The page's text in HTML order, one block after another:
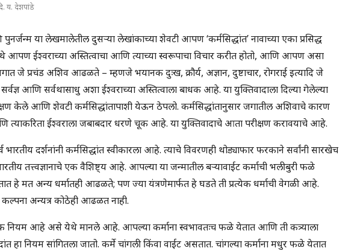
य. देशपांडे
या लेखमालेतील दुसर्‍या लेखांकाच्या शेवटी आपण ‘कर्मसिद्धांत’ नावाच्या एका प्रसिद्ध
आपण ईश्वराच्या अस्तित्वाचा आणि त्याच्या स्वरूपाचा विचार करीत होतो, आणि आपण असा
जे प्रचंड अशिव आढळते – म्हणजे भयानक दुःख, क्रौर्य, अज्ञान, दुष्टाचार, रोगराई इत्यादि जे
आणि सर्वथासाधु अशा ईश्वराच्या अस्तित्वाला बाधक आहे. या युक्तिवादाला दिल्या गेलेल्या
केले आणि शेवटी कर्मसिद्धांतापाशी येऊन ठेपलो. कर्मसिद्धांतानुसार जगातील अशिवाचे कारण
ईश्वराला जबाबदार धरणे चूक आहे. या युक्तिवादाचे आता परीक्षण करावयाचे आहे.
भारतीय दर्शनांनी कर्मसिद्धांत स्वीकारला आहे. त्याचे विवरणही थोड्याफार फरकाने सर्वांनी सारखेच
तत्त्वज्ञानाचे एक वैशिष्ट्य आहे. आपल्या या जन्मातील बर्‍यावाईट कर्माची भलीबुरी फळे
हे मत अन्य धर्मातही आढळते; पण ज्या यंत्रणेमार्फत हे घडते ती प्रत्येक धर्माची वेगळी आहे.
कल्पना अन्यत्र कोठेही आढळत नाही.
एक नियम आहे असे येथे मानले आहे. आपल्या कर्माना स्वभावतःच फळे येतात आणि ती कत्र्याला
हा नियम सांगितला जातो. कर्मे चांगली किंवा वाईट असतात. चांगल्या कर्माना मधुर फळे येतात